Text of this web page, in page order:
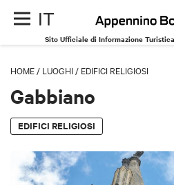
IT
Sito Ufficiale di Informazione
HOME / LUOGHI / EDIFICI RELIGIOSI
Gabbiano
EDIFICI RELIGIOSI